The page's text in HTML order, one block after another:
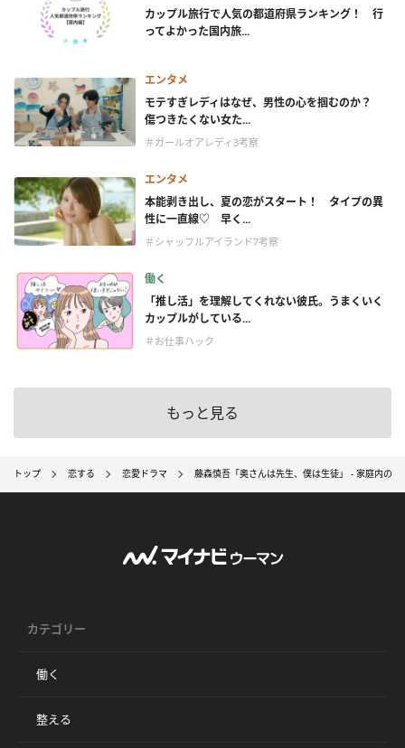
カップル旅行で人気の都道府県ランキング！ 行
ってよかった国内旅...
エンタメ
モテすぎレディはなぜ、男性の心を掴むのか？
傷つきたくない女た...
＃ガールオアレディ3考察
エンタメ
本能剥き出し、夏の恋がスタート！ タイプの異
性に一直線♡ 早く...
＃シャッフルアイランド7考察
働く
「推し活」を理解してくれない彼氏。うまくいく
カップルがしている...
＃お仕事ハック
もっと見る
トップ 恋する 恋愛ドラマ 藤森慎吾「奥さんは先生、僕は生徒」 ‐ 家庭内の
カテゴリー
働く
整える